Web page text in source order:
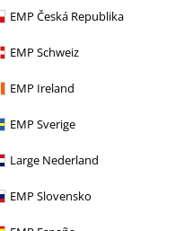
EMP Česká Republika
EMP Schweiz
EMP Ireland
EMP Sverige
Large Nederland
EMP Slovensko
Exclusive Nyhed
kr 149.95
Death's door
sokker
Sokker